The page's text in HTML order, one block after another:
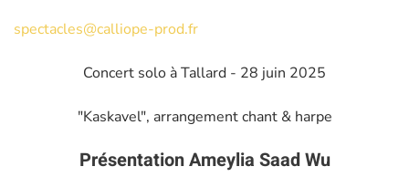
spectacles@calliope-prod.fr
Concert solo à Tallard - 28 juin 2025
"Kaskavel", arrangement chant & harpe
Présentation Ameylia Saad Wu